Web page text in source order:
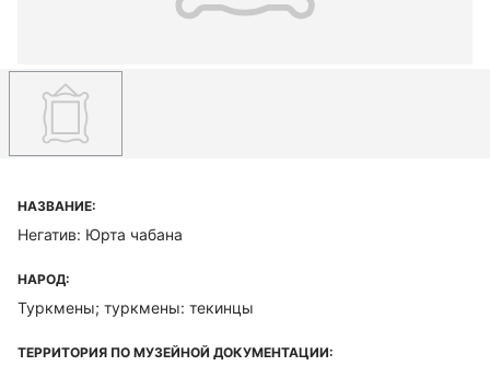
НАЗВАНИЕ:
Негатив: Юрта чабана
НАРОД:
Туркмены; туркмены: текинцы
ТЕРРИТОРИЯ ПО МУЗЕЙНОЙ ДОКУМЕНТАЦИИ: